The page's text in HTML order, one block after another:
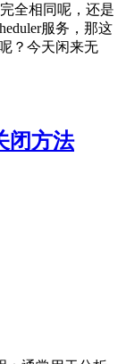
全相同呢，还是
服务，那这
？今天闲来无
闭方法